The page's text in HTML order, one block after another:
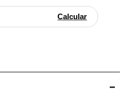
Calcular